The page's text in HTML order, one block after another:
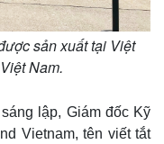
sản xuất tại Việt
Nam.
lập, Giám đốc Kỹ
Vietnam, tên viết tắt